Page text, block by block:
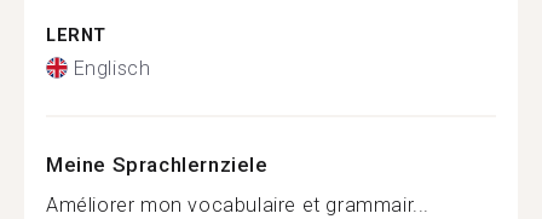
LERNT
Englisch
Meine Sprachlernziele
Améliorer mon vocabulaire et grammair...